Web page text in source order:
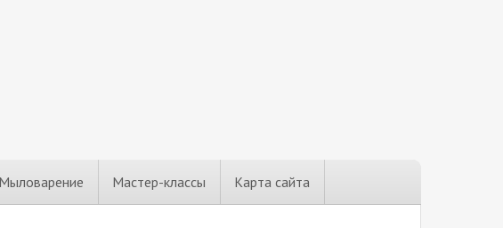
Мыловарение Мастер-классы Карта сайта